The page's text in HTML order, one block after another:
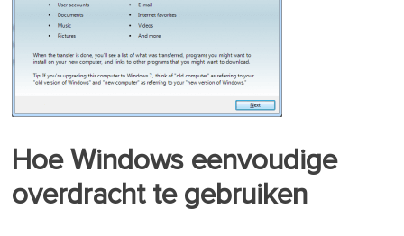
Hoe Windows eenvoudige
overdracht te gebruiken